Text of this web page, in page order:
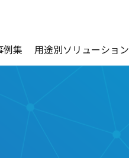
例集 用途別ソリューション